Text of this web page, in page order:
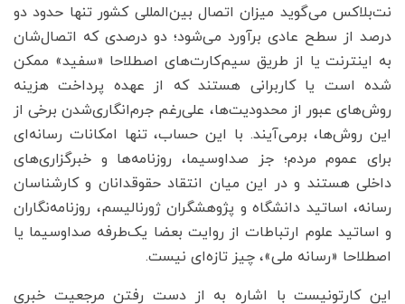
نت‌بلاکس می‌گوید میزان اتصال بین‌المللی کشور تنها حدود دو
درصد از سطح عادی برآورد می‌شود؛ دو درصدی که اتصال‌شان
به اینترنت یا از طریق سیم‌کارت‌های اصطلاحا «سفید» ممکن
شده است یا کاربرانی هستند که از عهده پرداخت هزینه‌
روش‌های عبور از محدودیت‌ها، علی‌رغم جرم‌انگاری‌شدن برخی از
این روش‌ها، برمی‌آیند. با این حساب، تنها امکانات رسانه‌ای
برای عموم مردم؛ جز صداوسیما، روزنامه‌ها و خبرگزاری‌های
داخلی هستند و در این میان انتقاد حقوقدانان و کارشناسان
رسانه، اساتید دانشگاه و پژوهشگران ژورنالیسم، روزنامه‌نگاران
و اساتید علوم ارتباطات از روایت‌ بعضا یک‌طرفه‌ صداوسیما یا
اصطلاحا «رسانه ملی»، چیز تازه‌ای نیست.
این کارتونیست با اشاره به از دست رفتن مرجعیت خبری